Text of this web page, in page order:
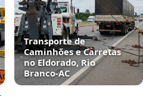
Transporte de
Caminhões e Carretas
no Eldorado, Rio
Branco‑AC